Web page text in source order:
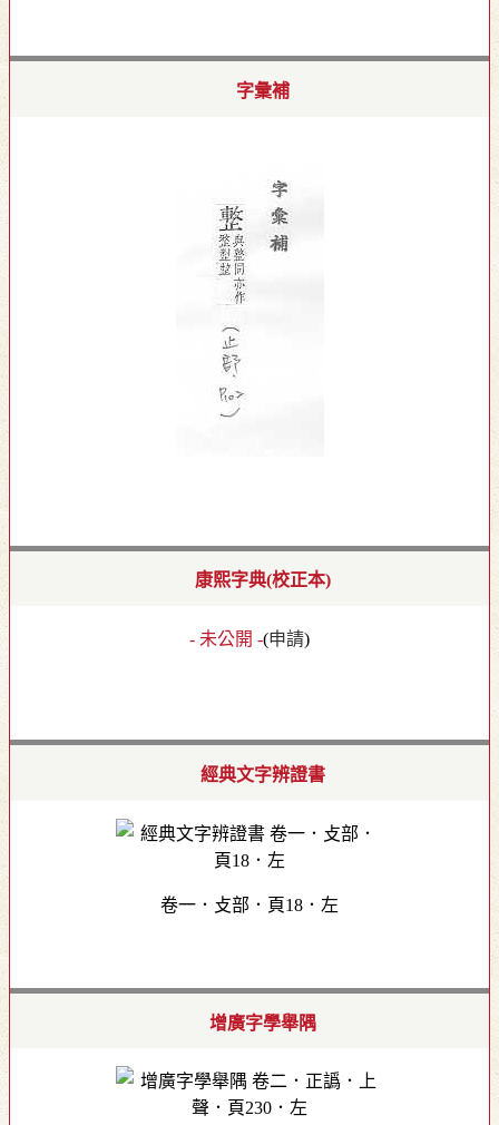
字彙補
康熙字典(校正本)
- 未公開 -(申請)
經典文字辨證書
卷一．攴部．頁18．左
增廣字學舉隅